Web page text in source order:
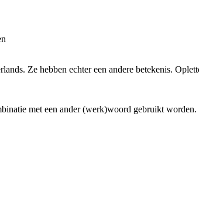
Ze hebben echter een andere betekenis.
met een ander (werk)woord gebruikt